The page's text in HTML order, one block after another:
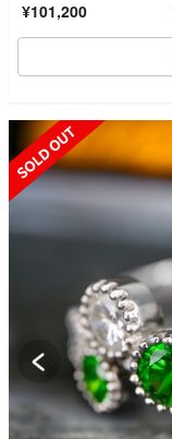
¥101,200
SOLD OUT